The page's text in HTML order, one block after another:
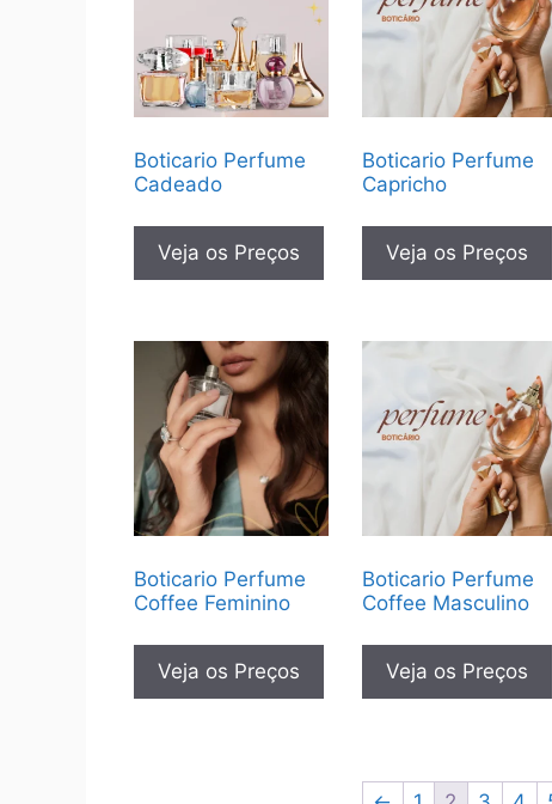
Boticario Perfume
Cadeado
Veja os Preços
Boticario Perfume
Capricho
Veja os Preços
Boticario Perfume
Coffee Feminino
Veja os Preços
Boticario Perfume
Coffee Masculino
Veja os Preços